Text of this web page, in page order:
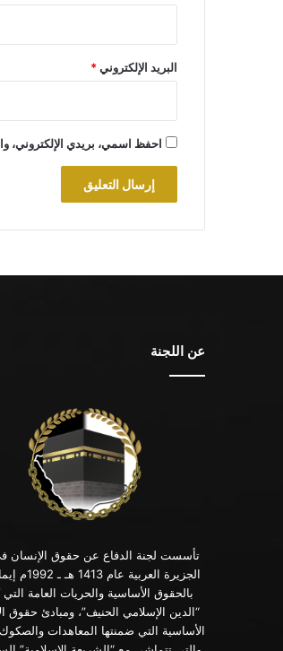
البريد الإلكتروني*
احفظ اسمي، بريدي الإلكتروني،
عن اللجنة
تأسست لجنة الدفاع عن حقوق الإنسان
الجزيرة العربية
بالحقوق الأساسية والحريات العامة التي
“الدين الإسلامي الحنيف”، ومبادئ حقوق
الأساسية التي ضمنتها المعاهدات والصكوك